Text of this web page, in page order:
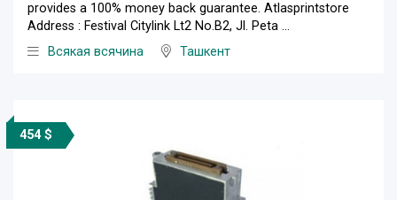
provides a 100% money back guarantee. Atlasprintstore
Address : Festival Citylink Lt2 No.B2, Jl. Peta ...
Всякая всячина
Ташкент
454 $